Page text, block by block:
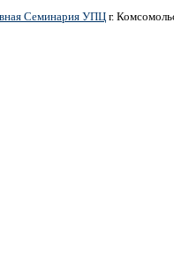
Семинария УПЦ г.